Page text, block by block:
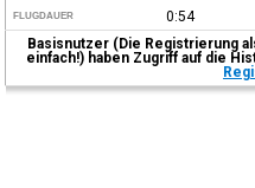
FLUGDAUER
0:54
Basisnutzer (Die Registrierung
einfach!) haben Zugriff auf die